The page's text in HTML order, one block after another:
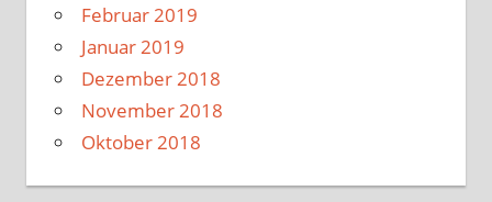
Februar 2019
Januar 2019
Dezember 2018
November 2018
Oktober 2018